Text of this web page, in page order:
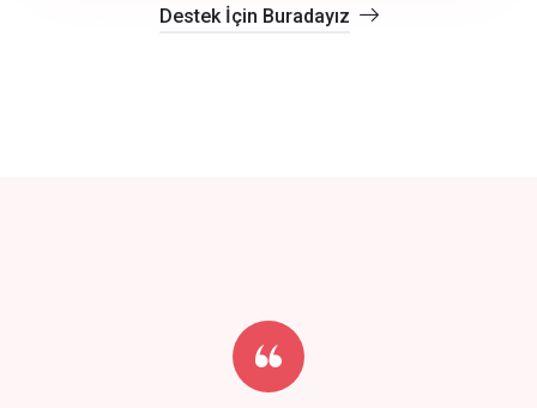
Start by trying our service for 30 days free trial no credit card
required.
Destek İçin Buradayız